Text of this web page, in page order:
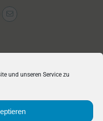
und unseren Service zu